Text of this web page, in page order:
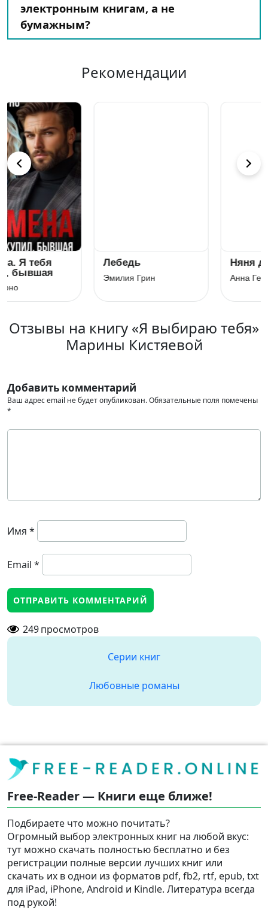
электронным книгам, а не
бумажным?
Рекомендации
Лебедь
Эмилия Грин
Няня для бывшего
Анна Герцева
Отзывы на книгу «Я выбираю тебя»
Марины Кистяевой
Добавить комментарий
Ваш адрес email не будет опубликован.Обязательные поля помечены
*
Имя *
Email *
249просмотров
Серии книг
Любовные романы
Free-Reader — Книги еще ближе!
Подбираете что можно почитать?
Огромный выбор электронных книг на любой вкус:
тут можно скачать полностью бесплатно и без
регистрации полные версии лучших книг или
скачать их в однои из форматов pdf, fb2, rtf, epub, txt
для iPad, iPhone, Android и Kindle. Литература всегда
под рукой!